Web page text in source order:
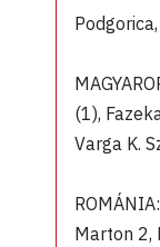
(1),
Varga K.
Marton 2,